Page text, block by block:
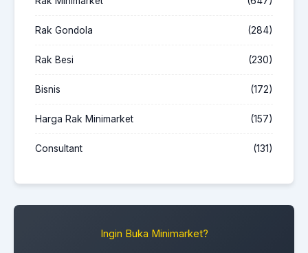
Rak Gondola (284)
Rak Besi (230)
Bisnis (172)
Harga Rak Minimarket (157)
Consultant (131)
Ingin Buka Minimarket?